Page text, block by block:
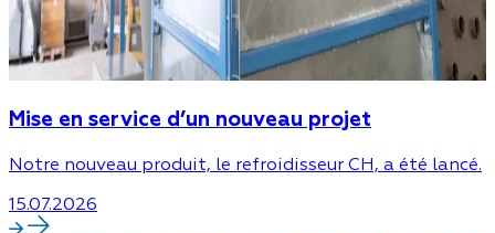
Mise en service d’un nouveau projet
Notre nouveau produit, le refroidisseur CH, a été lancé.
15.07.2026